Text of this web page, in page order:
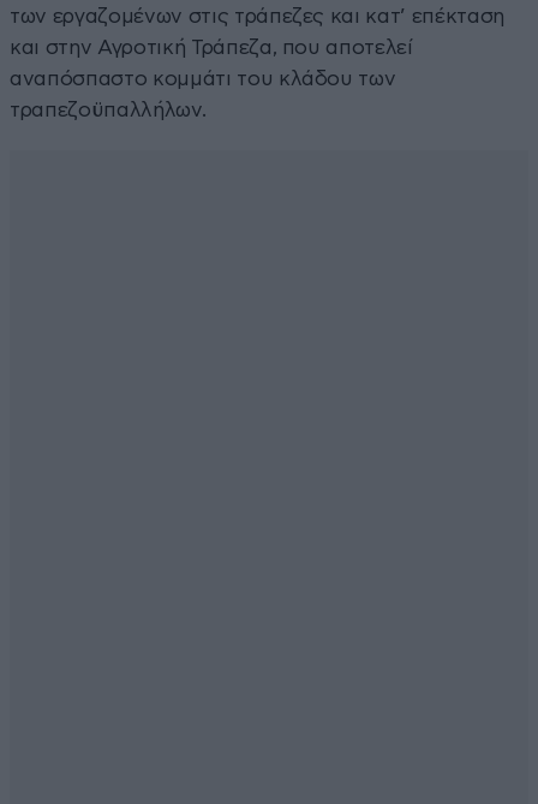
των εργαζομένων στις τράπεζες και κατ’ επέκταση
και στην Αγροτική Τράπεζα, που αποτελεί
αναπόσπαστο κομμάτι του κλάδου των
τραπεζοϋπαλλήλων.